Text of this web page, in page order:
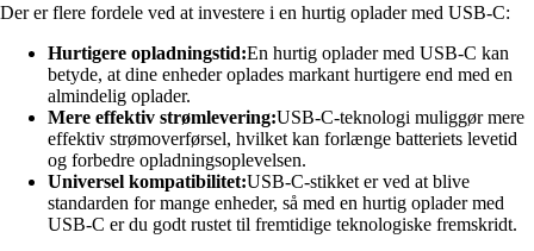
Der er flere fordele ved at investere i en hurtig oplader med USB-C:
Hurtigere opladningstid:En hurtig oplader med USB-C kan
betyde, at dine enheder oplades markant hurtigere end med en
almindelig oplader.
Mere effektiv strømlevering:USB-C-teknologi muliggør mere
effektiv strømoverførsel, hvilket kan forlænge batteriets levetid
og forbedre opladningsoplevelsen.
Universel kompatibilitet:USB-C-stikket er ved at blive
standarden for mange enheder, så med en hurtig oplader med
USB-C er du godt rustet til fremtidige teknologiske fremskridt.